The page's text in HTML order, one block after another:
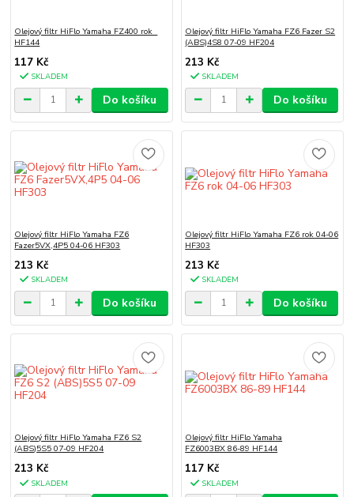
Olejový filtr HiFlo Yamaha FZ400 rok
HF144
117 Kč
SKLADEM
Do košíku
Olejový filtr HiFlo Yamaha FZ6 Fazer S2
(ABS)4S8 07-09 HF204
213 Kč
SKLADEM
Do košíku
Olejový filtr HiFlo Yamaha FZ6
Fazer5VX,4P5 04-06 HF303
213 Kč
SKLADEM
Do košíku
Olejový filtr HiFlo Yamaha FZ6 rok 04-06
HF303
213 Kč
SKLADEM
Do košíku
Olejový filtr HiFlo Yamaha FZ6 S2
(ABS)5S5 07-09 HF204
213 Kč
SKLADEM
Olejový filtr HiFlo Yamaha
FZ6003BX 86-89 HF144
117 Kč
SKLADEM